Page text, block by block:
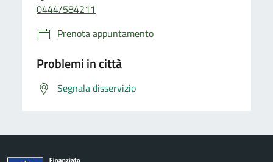
0444/584211
Prenota appuntamento
Problemi in città
Segnala disservizio